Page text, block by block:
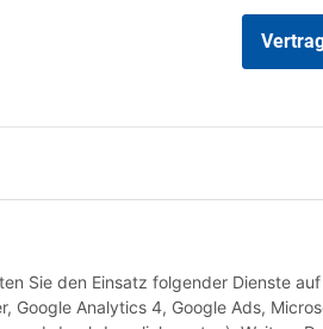
Sie den Einsatz folgender Dienste
Google Analytics 4, Google Ads,